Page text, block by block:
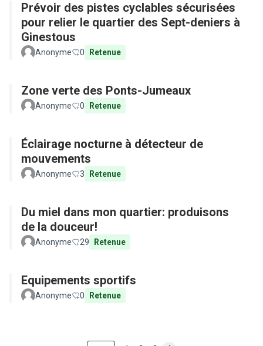
Prévoir des pistes cyclables sécurisées
pour relier le quartier des Sept-deniers à
Ginestous
Anonyme 0 Retenue
Zone verte des Ponts-Jumeaux
Anonyme 0 Retenue
Éclairage nocturne à détecteur de
mouvements
Anonyme 3 Retenue
Du miel dans mon quartier: produisons
de la douceur!
Anonyme 29 Retenue
Equipements sportifs
Anonyme 0 Retenue